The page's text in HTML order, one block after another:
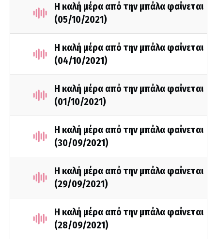
Η καλή μέρα από την μπάλα φαίνεται
(05/10/2021)
Η καλή μέρα από την μπάλα φαίνεται
(04/10/2021)
Η καλή μέρα από την μπάλα φαίνεται
(01/10/2021)
Η καλή μέρα από την μπάλα φαίνεται
(30/09/2021)
Η καλή μέρα από την μπάλα φαίνεται
(29/09/2021)
Η καλή μέρα από την μπάλα φαίνεται
(28/09/2021)